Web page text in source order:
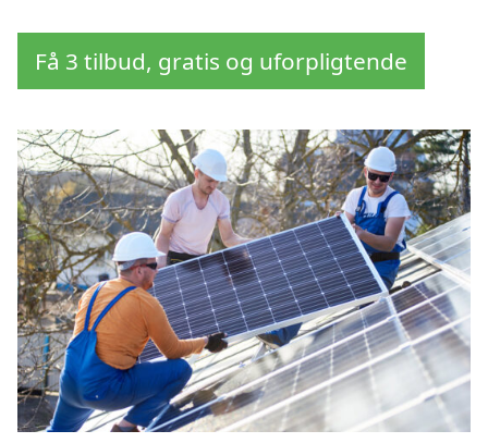
Få 3 tilbud, gratis og uforpligtende